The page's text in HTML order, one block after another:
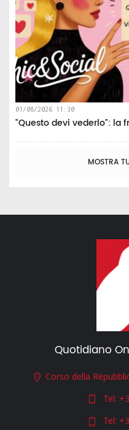
01/08/2026 11:30
"Questo devi vederlo": la
MOSTRA
Quotidiano
Corso della
Tel:
Tel: